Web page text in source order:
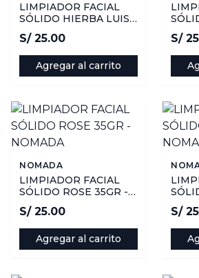
LIMPIADOR FACIAL
SÓLIDO HIERBA LUISA
35GR - NOMADA
S/ 25.00
Agregar al carrito
S/
NOMADA
LIMPIADOR FACIAL
SÓLIDO ROSE 35GR -
NOMADA
S/ 25.00
Agregar al carrito
-
S/